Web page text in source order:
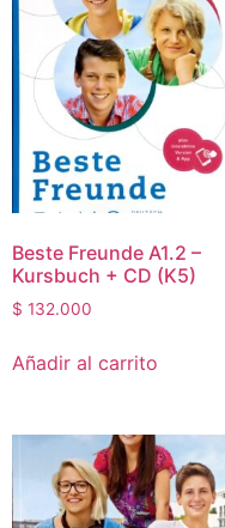
Beste Freunde A1.2 –
Kursbuch + CD (K5)
$ 132.000
Añadir al carrito